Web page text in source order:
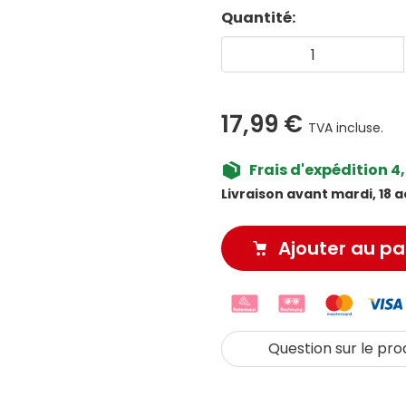
Quantité:
17,99 € TVA incluse.
Frais d'expédition
Livraison avant mardi, 18
Ajouter au
Question sur le